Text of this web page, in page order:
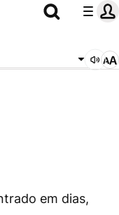
em dias,